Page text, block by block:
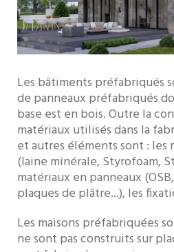
Les bâtiments préfabriqués
de panneaux préfabriqués
base est en bois. Outre la
matériaux utilisés dans la
et autres éléments sont : les
(laine minérale, Styrofoam,
matériaux en panneaux
plaques de plâtre...), les
Les maisons préfabriquées
ne sont pas construits sur